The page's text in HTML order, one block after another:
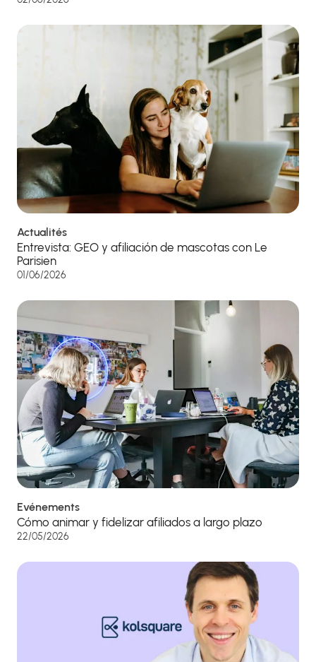
Actualités
Entrevista: GEO y afiliación de mascotas con Le
Parisien
01/06/2026
Evénements
Cómo animar y fidelizar afiliados a largo plazo
22/05/2026